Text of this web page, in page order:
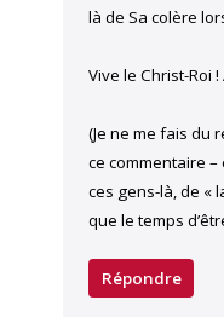
là de Sa colère
Vive le Christ-Roi
(Je ne me fais du
ce commentaire
ces gens-là, de «
que le temps
Répondre